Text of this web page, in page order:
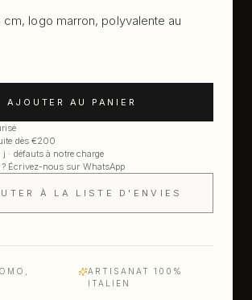
cm, logo marron, polyvalente au
AJOUTER AU PANIER
dès €200
j · défauts à notre charge
? Écrivez-nous sur WhatsApp
À LA LISTE D'ENVIES
ARTISANAT 100%
ITALIEN